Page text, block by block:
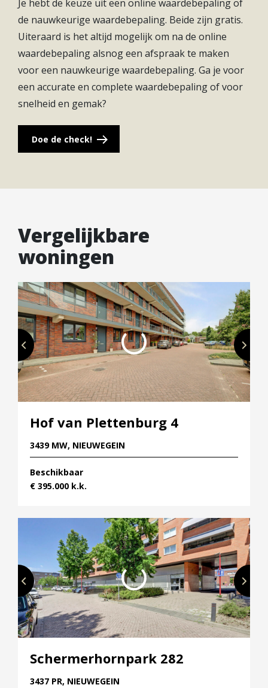
VOORZIENINGEN
In Lotus woon je overal vlakbij. Op loop- en
fietstafstand vind je scholen en sportclubs,
winkelcentrum Hoog Zandveld, Vreeswijk en
natuurlijk het centrum van Nieuwegein. In
winkelcentrum City Plaza vind je zo’n 150 winkels.
Alles wat het leven zo leuk maakt vind je direct om
de hoek! Nieuwegein biedt voldoende om je niet te
Je hebt de keuze uit een online waardebepaling of
de nauwkeurige waardebepaling. Beide zijn gratis.
Uiteraard is het altijd mogelijk om na de online
waardebepaling alsnog een afspraak te maken
voor een nauwkeurige waardebepaling. Ga je voor
een accurate en complete waardebepaling of voor
snelheid en gemak?
Doe de check!
Vergelijkbare
woningen
Hof van Plettenburg 4
3439 MW, NIEUWEGEIN
Beschikbaar
€ 395.000 k.k.
Schermerhornpark 282
3437 PR, NIEUWEGEIN